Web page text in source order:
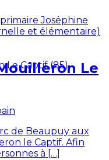
Joséphine
et élémentaire)
Le
de Beaupuy aux
le Captif. Afin
à […]